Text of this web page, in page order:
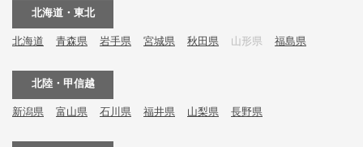
北海道・東北
北海道 青森県 岩手県 宮城県 秋田県 山形県 福島県
北陸・甲信越
新潟県 富山県 石川県 福井県 山梨県 長野県